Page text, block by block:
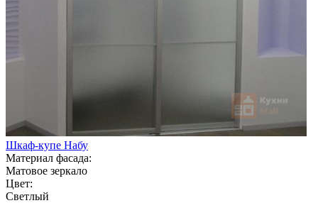
Шкаф-купе Набу
Материал фасада:
Матовое зеркало
Цвет:
Светлый